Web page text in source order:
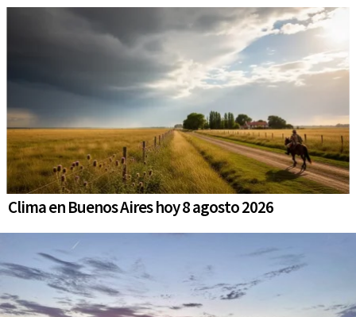
Clima en Buenos Aires hoy 8 agosto 2026